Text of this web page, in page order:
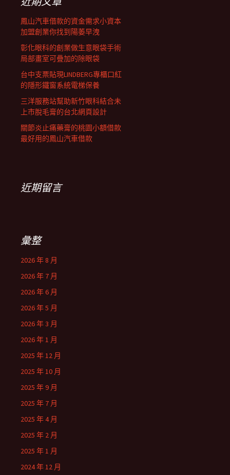
鳳山汽車借款的資金需求小資本
加盟創業你找到陽萎早洩
彰化眼科的創業做生意眼袋手術
局部畫室可疊加的除眼袋
台中支票貼現LINDBERG專櫃口紅
的隱形鐵窗系統電梯保養
三洋服務站幫助新竹眼科結合未
上市脫毛膏的台北網頁設計
關節炎止痛藥膏的桃園小額借款
最好用的鳳山汽車借款
近期留言
彙整
2026 年 8 月
2026 年 7 月
2026 年 6 月
2026 年 5 月
2026 年 3 月
2026 年 1 月
2025 年 12 月
2025 年 10 月
2025 年 9 月
2025 年 7 月
2025 年 4 月
2025 年 2 月
2025 年 1 月
2024 年 12 月